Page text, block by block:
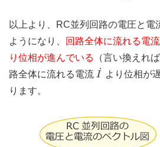
以上より、RC並列回路の電圧と電
ようになり、
回路全体に流れる電流
り位相が進んでいる
（言い換えれ
路全体に流れる電流 ˙
I
I˙
より位相が
ります。